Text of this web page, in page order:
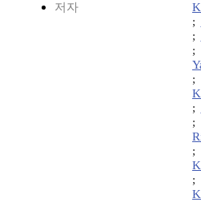
저자
;
;
;
;
;
;
;
;